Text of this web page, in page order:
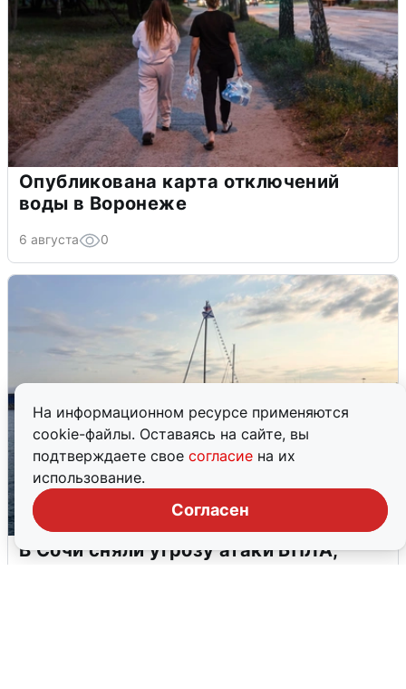
На информационном ресурсе применяются
cookie-файлы. Оставаясь на сайте, вы
подтверждаете свое согласие на их
использование.
Согласен
Опубликована карта отключений
воды в Воронеже
6 августа 0
В Сочи сняли угрозу атаки БПЛА,